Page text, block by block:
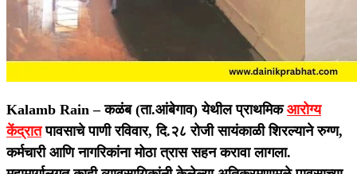
Kalamb Rain –कळंब (ता.आंबेगाव) येथील प्राथमिकआरोग्य
केंद्रातपावसाचे पाणी रविवार, दि.२८ रोजी सायंकाळी शिरल्याने रुग्ण,
कर्मचारी आणि नागरिकांना मोठा त्रास सहन करावा लागला.